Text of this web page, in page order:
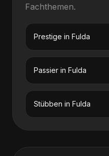
Fachthemen.
Prestige in Fulda
Passier in Fulda
Stübben in Fulda